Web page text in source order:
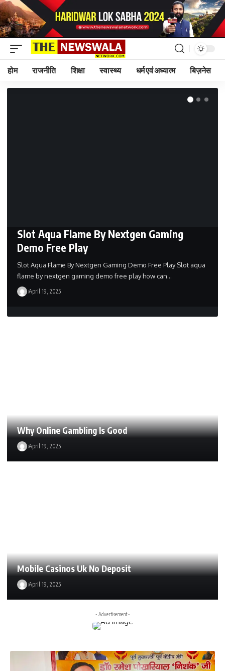
होम राजनीति शिक्षा स्वास्थ्य धर्म एवं अध्यात्म बिज़नेस
Slot Aqua Flame By Nextgen Gaming
Demo Free Play
Slot Aqua Flame By Nextgen Gaming Demo Free Play Slot aqua
flame by nextgen gaming demo free play how can…
April 19, 2025
Why Online Gambling Is Good
April 19, 2025
Mobile Casinos Uk No Deposit
April 19, 2025
- Advertisement -